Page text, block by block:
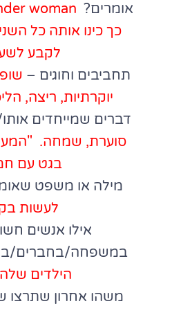
אומרים?
כך כינו אותה כל
לקבע
תחביבים וחוגים –
יוקרתיות, ריצה,
דברים שמייחדים
סוערת, שמחה.
בגט עם
מילה או משפט
לעשות
אילו אנשים
במשפחה/בחברים/
הילדים
משהו אחרון שתרצו